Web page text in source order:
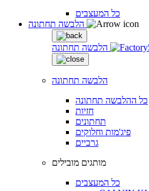
כל המעצבים
הלבשה תחתונה
הלבשה תחתונה
כל ההלבשה תחתונה
חזיות
תחתונים
פיג'מות וחלוקים
גרביים
מותגים מובילים
כל המעצבים